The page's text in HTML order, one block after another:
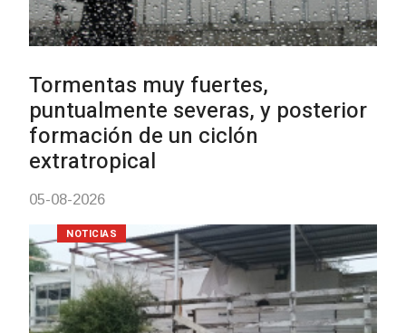
Clases de Muai Thai en Complejo
Charrúa
03-08-2026